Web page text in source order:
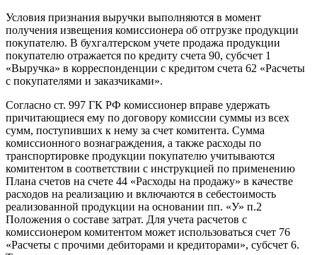
Условия признания выручки выполняются в момент
получения извещения комиссионера об отгрузке продукции
покупателю. В бухгалтерском учете продажа продукции
покупателю отражается по кредиту счета 90, субсчет 1
«Выручка» в корреспонденции с кредитом счета 62 «Расчеты
с покупателями и заказчиками».
Согласно ст. 997 ГК РФ комиссионер вправе удержать
причитающиеся ему по договору комиссии суммы из всех
сумм, поступивших к нему за счет комитента. Сумма
комиссионного вознаграждения, а также расходы по
транспортировке продукции покупателю учитываются
комитентом в соответствии с инструкцией по применению
Плана счетов на счете 44 «Расходы на продажу» в качестве
расходов на реализацию и включаются в себестоимость
реализованной продукции на основании пп. «У» п.2
Положения о составе затрат. Для учета расчетов с
комиссионером комитентом может использоваться счет 76
«Расчеты с прочими дебиторами и кредиторами», субсчет 6.